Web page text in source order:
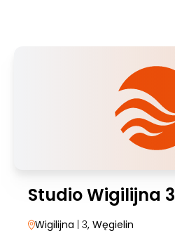
Studio Wigilijna 3
Wigilijna | 3, Węgielin